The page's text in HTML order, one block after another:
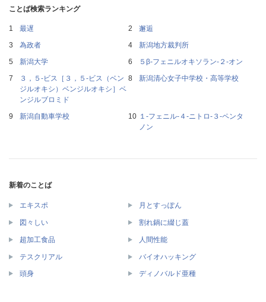
ことば検索ランキング
最遅
邂逅
為政者
新潟地方裁判所
新潟大学
５β‐フェニルオキソラン‐２‐オン
３，５‐ビス［３，５‐ビス（ベン
ジルオキシ）ベンジルオキシ］ベ
ンジルブロミド
新潟清心女子中学校・高等学校
新潟自動車学校
１‐フェニル‐４‐ニトロ‐３‐ペンタ
ノン
新着のことば
エキスポ 月とすっぽん
図々しい 割れ鍋に綴じ蓋
超加工食品 人間性能
テスクリアル バイオハッキング
頭身 ディノバルド亜種